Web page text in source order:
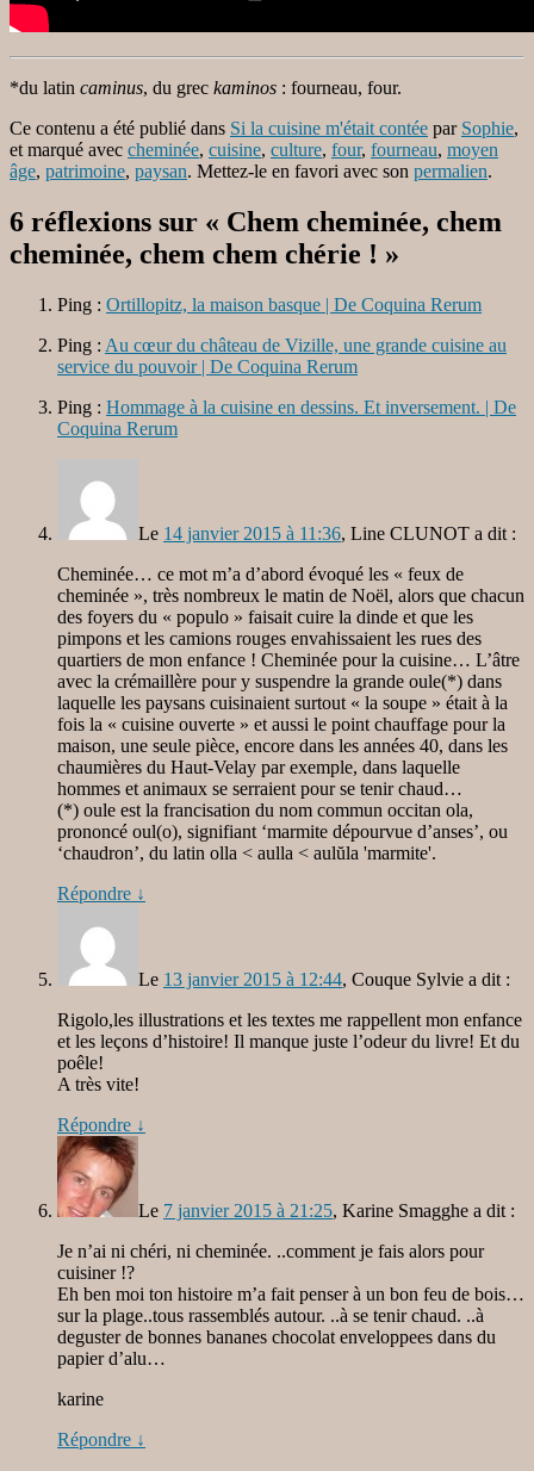
*du latin caminus, du grec kaminos : fourneau, four.
Ce contenu a été publié dans Si la cuisine m'était contée par Sophie,
et marqué avec cheminée, cuisine, culture, four, fourneau, moyen
âge, patrimoine, paysan. Mettez-le en favori avec son permalien.
6 réflexions sur « Chem cheminée, chem
cheminée, chem chem chérie ! »
Ping : Ortillopitz, la maison basque | De Coquina Rerum
Ping : Au cœur du château de Vizille, une grande cuisine au
service du pouvoir | De Coquina Rerum
Ping : Hommage à la cuisine en dessins. Et inversement. | De
Coquina Rerum
Le 14 janvier 2015 à 11:36, Line CLUNOT a dit :
Cheminée… ce mot m’a d’abord évoqué les « feux de
cheminée », très nombreux le matin de Noël, alors que chacun
des foyers du « populo » faisait cuire la dinde et que les
pimpons et les camions rouges envahissaient les rues des
quartiers de mon enfance ! Cheminée pour la cuisine… L’âtre
avec la crémaillère pour y suspendre la grande oule(*) dans
laquelle les paysans cuisinaient surtout « la soupe » était à la
fois la « cuisine ouverte » et aussi le point chauffage pour la
maison, une seule pièce, encore dans les années 40, dans les
chaumières du Haut-Velay par exemple, dans laquelle
hommes et animaux se serraient pour se tenir chaud…
(*) oule est la francisation du nom commun occitan ola,
prononcé oul(o), signifiant ‘marmite dépourvue d’anses’, ou
‘chaudron’, du latin olla < aulla < aulŭla 'marmite'.
Répondre ↓
Le 13 janvier 2015 à 12:44, Couque Sylvie a dit :
Rigolo,les illustrations et les textes me rappellent mon enfance
et les leçons d’histoire! Il manque juste l’odeur du livre! Et du
poêle!
A très vite!
Répondre ↓
Le 7 janvier 2015 à 21:25, Karine Smagghe a dit :
Je n’ai ni chéri, ni cheminée. ..comment je fais alors pour
cuisiner !?
Eh ben moi ton histoire m’a fait penser à un bon feu de bois…
sur la plage..tous rassemblés autour. ..à se tenir chaud. ..à
deguster de bonnes bananes chocolat enveloppees dans du
papier d’alu…
karine
Répondre ↓